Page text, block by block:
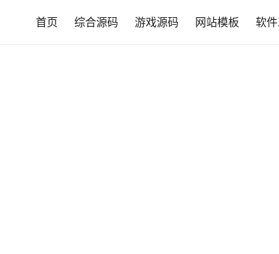
首页 综合源码 游戏源码 网站模板 软